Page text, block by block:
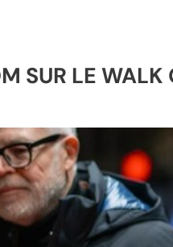
SUR LE WALK